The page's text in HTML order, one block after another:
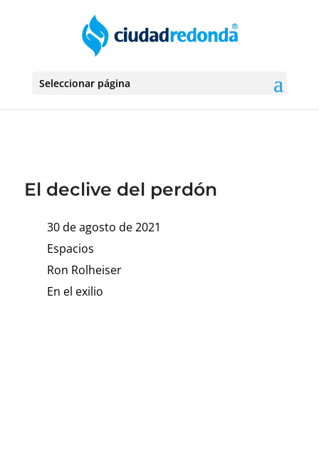
Seleccionar página
El declive del perdón
30 de agosto de 2021
Espacios
Ron Rolheiser
En el exilio